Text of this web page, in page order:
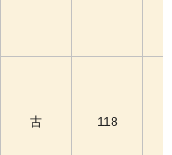
古 118